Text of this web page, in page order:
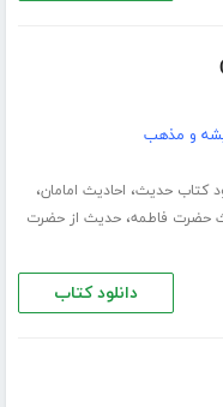
و مذهب
کتاب حدیث، احادیث امامان،
حضرت فاطمه،حدیث از حضرت
دانلود کتاب